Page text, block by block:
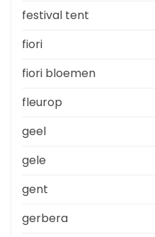
festival tent
fiori
fiori bloemen
fleurop
geel
gele
gent
gerbera